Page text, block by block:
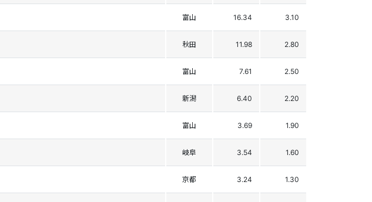
富山 16.34 3.10
秋田 11.98 2.80
富山 7.61 2.50
新潟 6.40 2.20
富山 3.69 1.90
岐阜 3.54 1.60
京都 3.24 1.30